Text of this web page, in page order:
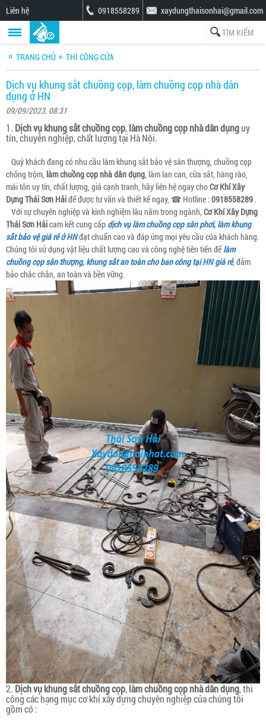
Liên hệ xaydungthaisonhai@gmail.com
0918558289
TRANG CHỦ THI CÔNG CỬA
Dịch vụ khung sắt chuồng cọp, làm chuồng cọp nhà dân
dụng ở HN
09/09/2023, 08:31
1. Dịch vụ khung sắt chuồng cọp,làm chuồng cọp nhà dân dụnguy
tín, chuyên nghiệp, chất lượng tại Hà Nội.
Quý khách đang có nhu cầu làm khung sắt bảo vệ sân thượng, chuồng cọp
chống trộm, làm chuồng cọp nhà dân dụng, làm lan can, cửa sắt, hàng rào,
mái tôn uy tín, chất lượng, giá cạnh tranh, hãy liên hệ ngay choCơ Khí Xây
Dựng Thái Sơn Hảiđể được tư vấn và thiết kế ngay, ☎ Hotline :0918558289 .
Với sự chuyên nghiệp và kinh nghiệm lâu năm trong ngành, Cơ Khí Xây Dựng
Thái Sơn Hảicam kết cung cấp dịch vụ làm chuồng cọp sân phơi, làm khung
sắt bảo vệ giá rẻ ở HNđạt chuẩn cao và đáp ứng mọi yêu cầu của khách hàng.
Chúng tôi sử dụng vật liệu chất lượng cao và công nghệ tiên tiến đểlàm
chuồng cọp sân thượng, khung sắt an toàn cho ban công tại HN giá rẻ, đảm
bảo chắc chắn, an toàn và bền vững.
2. Dịch vụ khung sắt chuồng cọp,làm chuồng cọp nhà dân dụng, thi
công các hạng mục cơ khí xây dựng chuyên nghiệp của chúng tôi
gồm có :